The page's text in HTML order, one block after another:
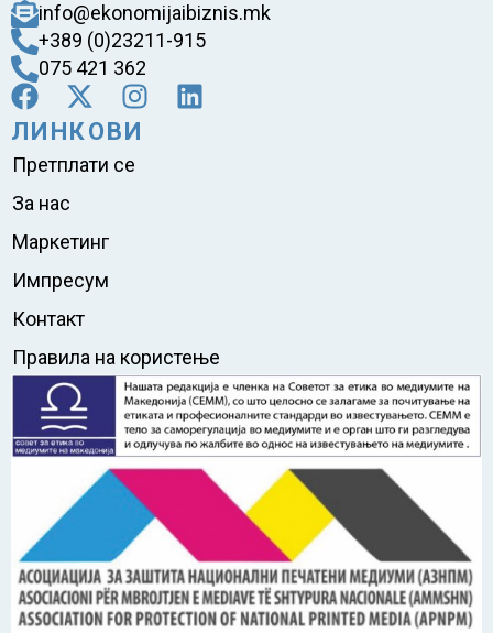
info@ekonomijaibiznis.mk
+389 (0)23211-915
075 421 362
ЛИНКОВИ
Претплати се
За нас
Маркетинг
Импресум
Контакт
Правила на користење